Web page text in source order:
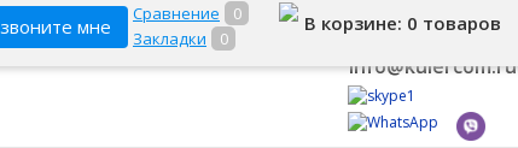
мне
Сравнение
0
Закладки
0
В корзине: 0 товаров
8 800 500-345-1
info@kulercom.ru